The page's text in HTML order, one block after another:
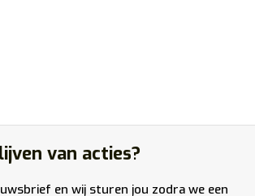
van acties?
en wij sturen jou zodra we een